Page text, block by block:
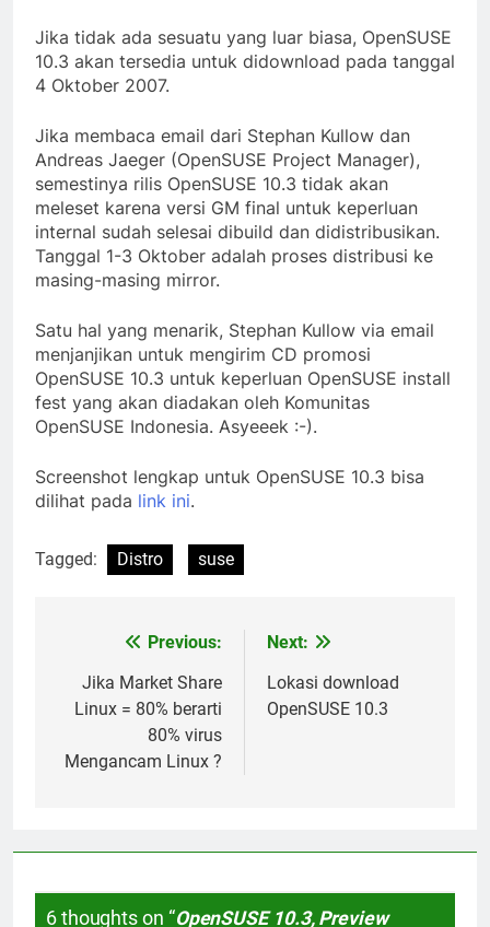
Jika tidak ada sesuatu yang luar biasa, OpenSUSE
10.3 akan tersedia untuk didownload pada tanggal
4 Oktober 2007.
Jika membaca email dari Stephan Kullow dan
Andreas Jaeger (OpenSUSE Project Manager),
semestinya rilis OpenSUSE 10.3 tidak akan
meleset karena versi GM final untuk keperluan
internal sudah selesai dibuild dan didistribusikan.
Tanggal 1-3 Oktober adalah proses distribusi ke
masing-masing mirror.
Satu hal yang menarik, Stephan Kullow via email
menjanjikan untuk mengirim CD promosi
OpenSUSE 10.3 untuk keperluan OpenSUSE install
fest yang akan diadakan oleh Komunitas
OpenSUSE Indonesia. Asyeeek :-).
Screenshot lengkap untuk OpenSUSE 10.3 bisa
dilihat pada link ini.
Tagged: Distro suse
navigation
Previous:
Jika Market Share
Linux = 80% berarti
80% virus
Mengancam Linux ?
Next:
Lokasi download
OpenSUSE 10.3
6 thoughts on “OpenSUSE 10.3, Preview